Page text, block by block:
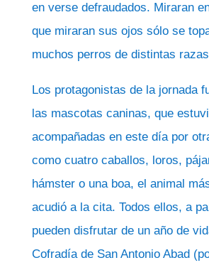
en verse defraudados. Miraran
que miraran sus ojos sólo se
muchos perros de distintas
Los protagonistas de la jornada
las mascotas caninas, que
acompañadas en este día por
como cuatro caballos, loros,
hámster o una boa, el animal
acudió a la cita. Todos ellos, a
pueden disfrutar de un año de
Cofradía de San Antonio Abad